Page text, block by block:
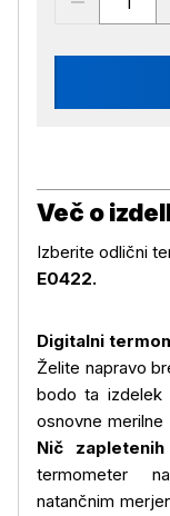
Več o
Izberite odlični
E0422.
Digitalni
Želite napravo
bodo ta izdelek
osnovne
Nič
termometer
natančnim